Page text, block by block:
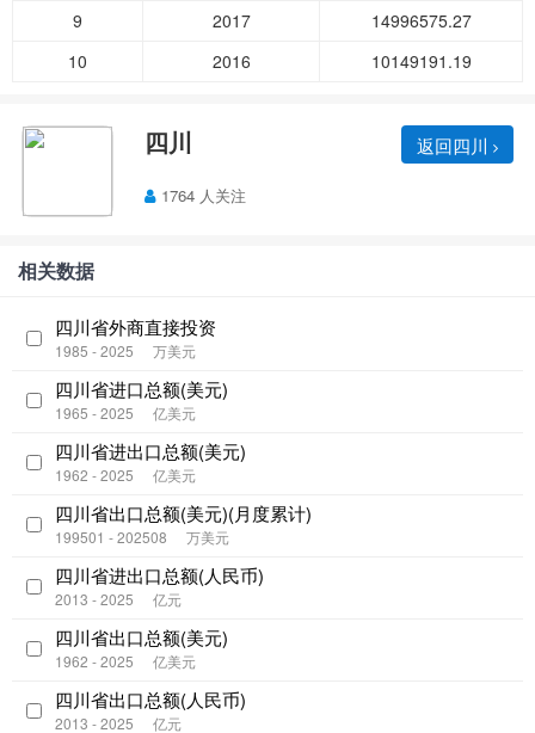
9
2017
14996575.27
10
2016 10149191.19
四川 返回四川
1764 人关注
相关数据
四川省外商直接投资
1985 - 2025 万美元
四川省进口总额(美元)
1965 - 2025 亿美元
四川省进出口总额(美元)
1962 - 2025 亿美元
四川省出口总额(美元)(月度累计)
199501 - 202508 万美元
四川省进出口总额(人民币)
2013 - 2025 亿元
四川省出口总额(美元)
1962 - 2025 亿美元
四川省出口总额(人民币)
2013 - 2025 亿元